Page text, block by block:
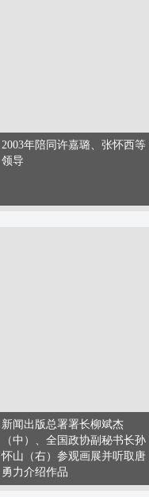
2003年陪同许嘉璐、张怀西等
领导
新闻出版总署署长柳斌杰
（中）、全国政协副秘书长孙
怀山（右）参观画展并听取唐
勇力介绍作品